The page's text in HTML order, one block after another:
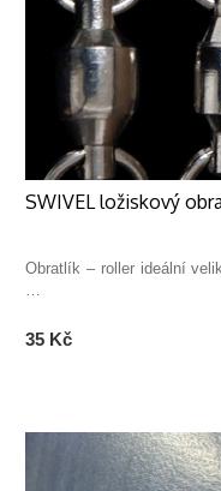
SWIVEL ložiskový
Obratlík – roller ideální
…
35 Kč